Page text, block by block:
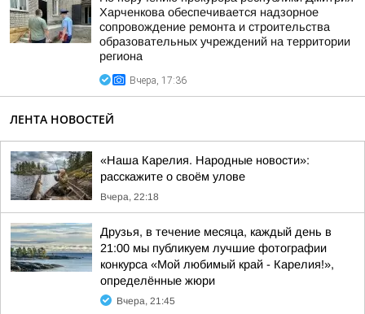
Харченкова обеспечивается надзорное
сопровождение ремонта и строительства
образовательных учреждений на территории
региона
Вчера, 17:36
ЛЕНТА НОВОСТЕЙ
«Наша Карелия. Народные новости»:
расскажите о своём улове
Вчера, 22:18
Друзья, в течение месяца, каждый день в
21:00 мы публикуем лучшие фотографии
конкурса «Мой любимый край - Карелия!»,
определённые жюри
Вчера, 21:45